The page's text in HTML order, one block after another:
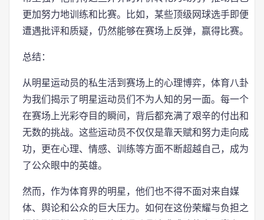
更加努力地训练和比赛。比如，某些顶级网球选手即便
遭遇批评和质疑，仍然能够在赛场上反弹，赢得比赛。
总结：
从明星运动员的私生活到赛场上的心理博弈，体育八卦
为我们揭示了明星运动员们不为人知的另一面。每一个
在赛场上光彩夺目的瞬间，背后都充满了艰辛的付出和
无数的挑战。这些运动员不仅仅是靠天赋和努力走向成
功，更在心理、情感、训练等方面不断超越自己，成为
了公众眼中的英雄。
然而，作为体育界的明星，他们也不得不面对来自媒
体、舆论和公众的巨大压力。如何在这份荣耀与负担之